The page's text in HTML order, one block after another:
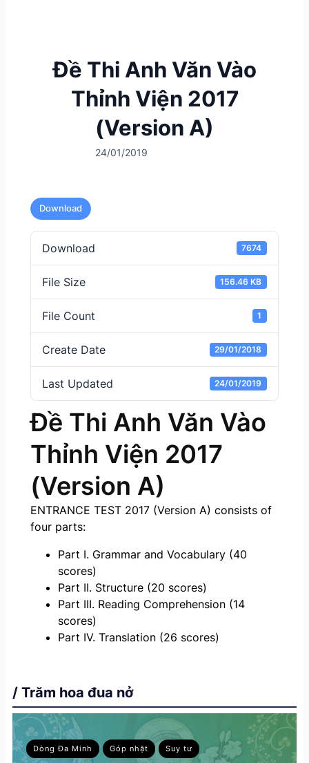
Đề Thi Anh Văn Vào
Thỉnh Viện 2017
(Version A)
24/01/2019
Download
Download 7674
File Size 156.46 KB
File Count 1
Create Date 29/01/2018
Last Updated 24/01/2019
Đề Thi Anh Văn Vào
Thỉnh Viện 2017
(Version A)
ENTRANCE TEST 2017 (Version A) consists of
four parts:
Part I. Grammar and Vocabulary (40
scores)
Part II. Structure (20 scores)
Part III. Reading Comprehension (14
scores)
Part IV. Translation (26 scores)
/ Trăm hoa đua nở
Dòng Đa Minh Góp nhặt Suy tư